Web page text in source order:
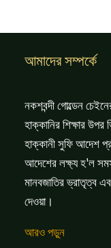
আমাদের সম্পর্কে
নকশবন্দী গোল্ডেন
হাক্কানির শিক্ষার উপর
হাক্কানী সুফি আদেশ
আদেশের লক্ষ্য হ'ল
মানবজাতির ভ্রাতৃত্ব
দেওয়া।
আরও পড়ুন